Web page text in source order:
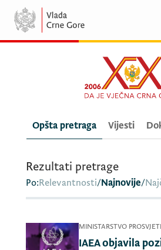
Opšta pretraga Vijesti
Rezultati pretrage
Po:Relevantnosti/Najnovije/
MINISTARSTVO
IAEA objavila